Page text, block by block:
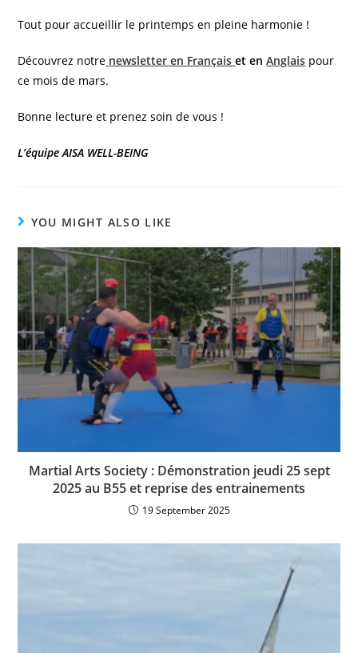
Tout pour accueillir le printemps en pleine harmonie !
Découvrez notre newsletter en Françaiset enAnglais pour
ce mois de mars.
Bonne lecture et prenez soin de vous !
L’équipe AISA WELL-BEING
YOU MIGHT ALSO LIKE
Martial Arts Society : Démonstration jeudi 25 sept
2025 au B55 et reprise des entrainements
19 September 2025